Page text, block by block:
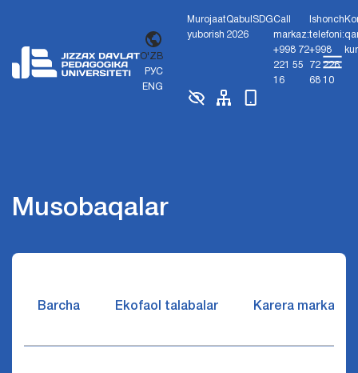
O'ZB
РУС
ENG
Murojaat
yuborish
Qabul
2026
SDGCall
markaz:
+998 72
221 55
16
Ishonch
telefoni:
+998
72 226
68 10
Musobaqalar
Barcha Ekofaol talabalar Karera markazi